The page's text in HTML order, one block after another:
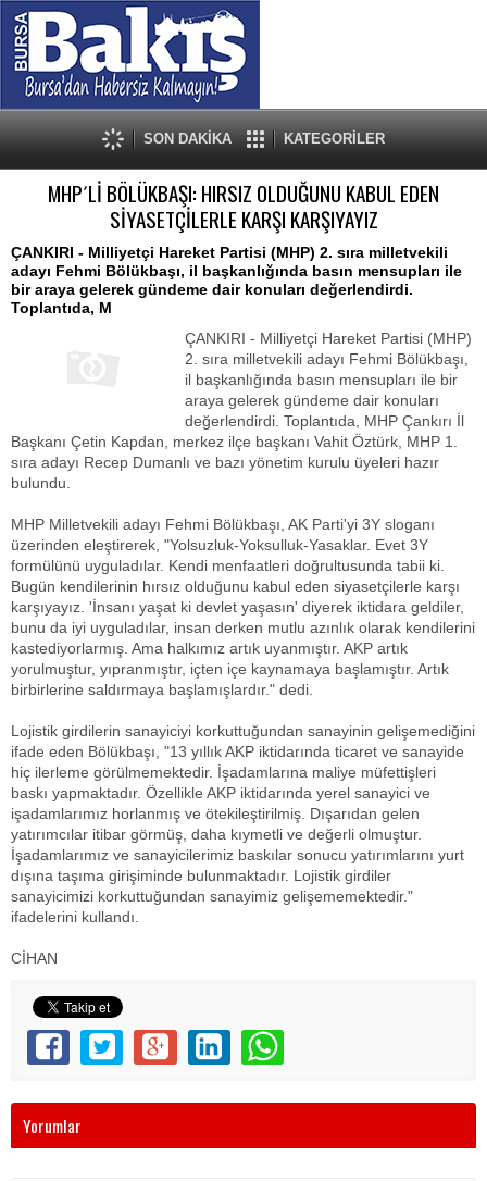
SON DAKİKA KATEGORİLER
MHP´Lİ BÖLÜKBAŞI: HIRSIZ OLDUĞUNU KABUL EDEN
SİYASETÇİLERLE KARŞI KARŞIYAYIZ
ÇANKIRI - Milliyetçi Hareket Partisi (MHP) 2. sıra milletvekili
adayı Fehmi Bölükbaşı, il başkanlığında basın mensupları ile
bir araya gelerek gündeme dair konuları değerlendirdi.
Toplantıda, M
ÇANKIRI - Milliyetçi Hareket Partisi (MHP)
2. sıra milletvekili adayı Fehmi Bölükbaşı,
il başkanlığında basın mensupları ile bir
araya gelerek gündeme dair konuları
değerlendirdi. Toplantıda, MHP Çankırı İl
Başkanı Çetin Kapdan, merkez ilçe başkanı Vahit Öztürk, MHP 1.
sıra adayı Recep Dumanlı ve bazı yönetim kurulu üyeleri hazır
bulundu.
MHP Milletvekili adayı Fehmi Bölükbaşı, AK Parti'yi 3Y sloganı
üzerinden eleştirerek, "Yolsuzluk-Yoksulluk-Yasaklar. Evet 3Y
formülünü uyguladılar. Kendi menfaatleri doğrultusunda tabii ki.
Bugün kendilerinin hırsız olduğunu kabul eden siyasetçilerle karşı
karşıyayız. 'İnsanı yaşat ki devlet yaşasın' diyerek iktidara geldiler,
bunu da iyi uyguladılar, insan derken mutlu azınlık olarak kendilerini
kastediyorlarmış. Ama halkımız artık uyanmıştır. AKP artık
yorulmuştur, yıpranmıştır, içten içe kaynamaya başlamıştır. Artık
birbirlerine saldırmaya başlamışlardır." dedi.
Lojistik girdilerin sanayiciyi korkuttuğundan sanayinin gelişemediğini
ifade eden Bölükbaşı, "13 yıllık AKP iktidarında ticaret ve sanayide
hiç ilerleme görülmemektedir. İşadamlarına maliye müfettişleri
baskı yapmaktadır. Özellikle AKP iktidarında yerel sanayici ve
işadamlarımız horlanmış ve ötekileştirilmiş. Dışarıdan gelen
yatırımcılar itibar görmüş, daha kıymetli ve değerli olmuştur.
İşadamlarımız ve sanayicilerimiz baskılar sonucu yatırımlarını yurt
dışına taşıma girişiminde bulunmaktadır. Lojistik girdiler
sanayicimizi korkuttuğundan sanayimiz gelişememektedir."
ifadelerini kullandı.
CİHAN
Yorumlar